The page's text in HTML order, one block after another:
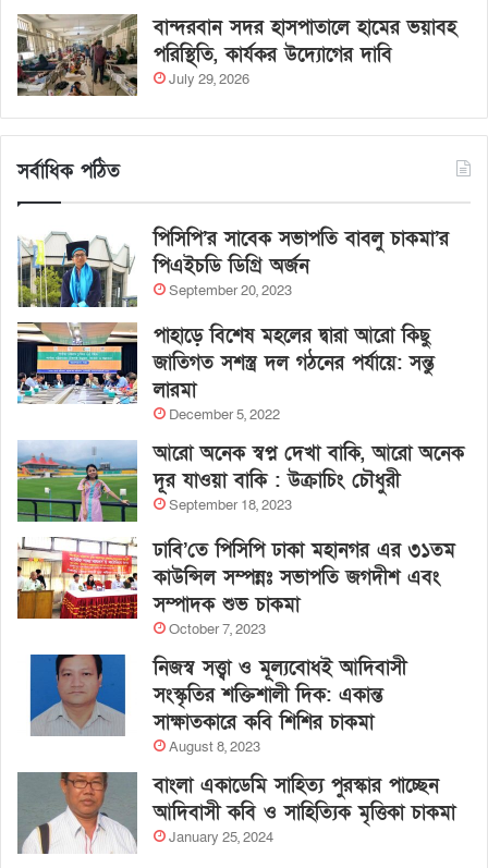
বান্দরবান সদর হাসপাতালে হামের ভয়াবহ
পরিস্থিতি, কার্যকর উদ্যোগের দাবি
July 29, 2026
সর্বাধিক পঠিত
পিসিপি’র সাবেক সভাপতি বাবলু চাকমা’র
পিএইচডি ডিগ্রি অর্জন
September 20, 2023
পাহাড়ে বিশেষ মহলের দ্বারা আরো কিছু
জাতিগত সশস্ত্র দল গঠনের পর্যায়ে: সন্তু
লারমা
December 5, 2022
আরো অনেক স্বপ্ন দেখা বাকি, আরো অনেক
দূর যাওয়া বাকি : উক্রাচিং চৌধুরী
September 18, 2023
ঢাবি’তে পিসিপি ঢাকা মহানগর এর ৩১তম
কাউন্সিল সম্পন্নঃ সভাপতি জগদীশ এবং
সম্পাদক শুভ চাকমা
October 7, 2023
নিজস্ব সত্ত্বা ও মূল্যবোধই আদিবাসী
সংস্কৃতির শক্তিশালী দিক: একান্ত
সাক্ষাতকারে কবি শিশির চাকমা
August 8, 2023
বাংলা একাডেমি সাহিত্য পুরস্কার পাচ্ছেন
আদিবাসী কবি ও সাহিত্যিক মৃত্তিকা চাকমা
January 25, 2024